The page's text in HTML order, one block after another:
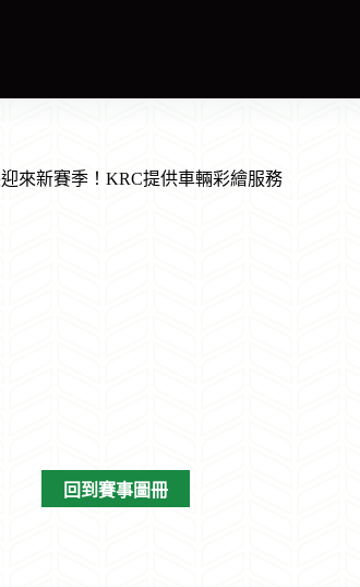
來新賽季！KRC提供車輛彩繪服務
回到賽事圖冊